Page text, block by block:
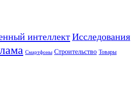
интеллектИсследования
Смартфоны Строительство Товары